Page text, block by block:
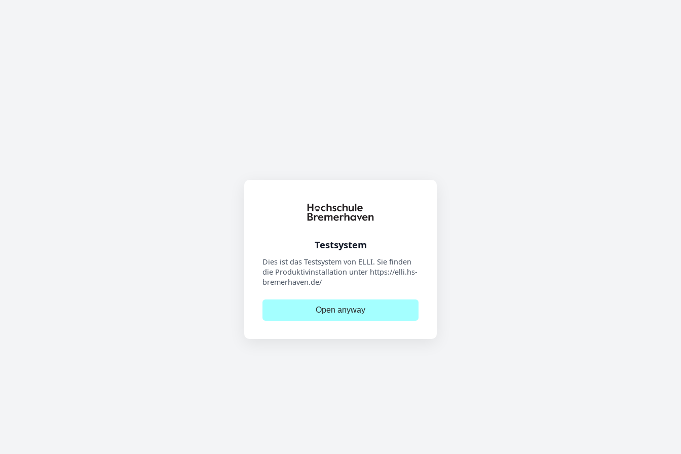
Testsystem
Dies ist das Testsystem von ELLI. Sie finden
die Produktivinstallation unter https://elli.hs-
bremerhaven.de/
Open anyway